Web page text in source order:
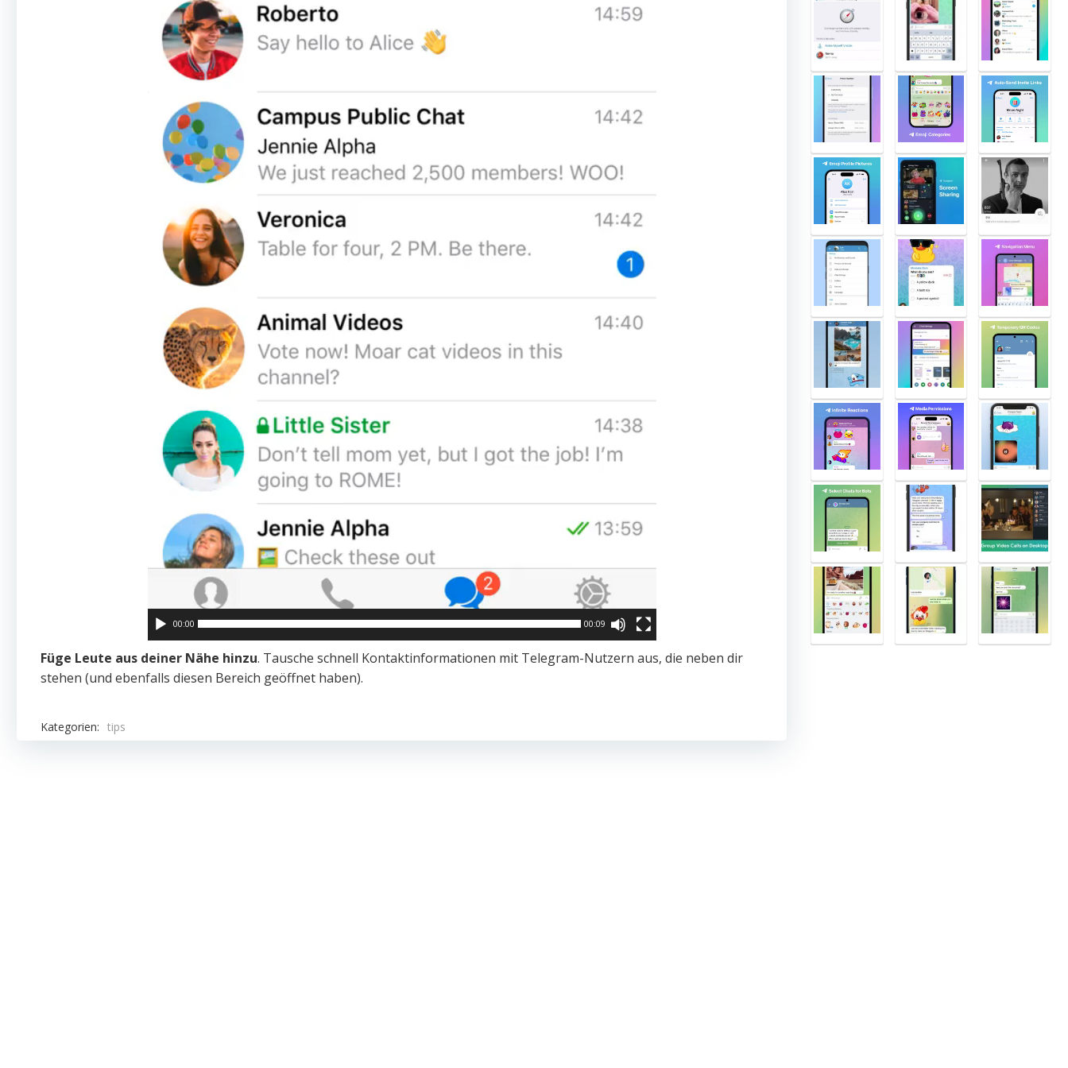
00:00 00:09
Füge Leute aus deiner Nähe hinzu. Tausche schnell Kontaktinformationen mit Telegram-Nutzern aus, die neben dir
stehen (und ebenfalls diesen Bereich geöffnet haben).
Kategorien: tips